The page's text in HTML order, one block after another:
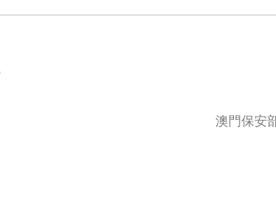
澳門保安